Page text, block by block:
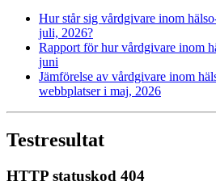
Hur står sig vårdgivare inom
juli, 2026?
Rapport för hur vårdgivare inom
juni
Jämförelse av vårdgivare inom
webbplatser i maj, 2026
Testresultat
HTTP statuskod 404